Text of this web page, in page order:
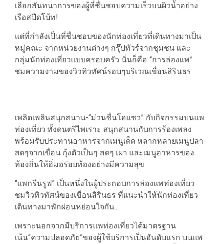
เลือกสันทนาการของผู้ที่ชื่นชอบความเร็วบนผิวน้ำอย่าง
เรือสปีดโบ้ท!
แต่ที่กำลังเป็นที่ชื่นชอบของนักท่องเที่ยวที่เดินทางมาเป็น
หมู่คณะ จากหน่วยงานต่างๆ กรุ๊ปทัวร์จากชุมชน และ
กลุ่มนักท่องเที่ยวแบบครอบครัว นั่นก็คือ ”การล่องแพ”
ชมความงามของวิวทิวทัศน์รอบๆบริเวณเขื่อนสิรินธร
เพลิดเพลินสนุกสนาน-“ม่วนชื่นโฮแซว” กับกิจกรรมบนแพ
ท่องเที่ยว ทั้งดนตรีไพเราะ สนุกสนานกับการร้องเพลง
พร้อมรับประทานอาหารจากเมนูเด็ด หลากหลายเมนูปลา
สดๆจากเขื่อน กุ้งตัวเป็นๆ สดๆ เผา และเมนูอาหารของ
ท้องถิ่นให้อิ่มอร่อยท้องอย่างมีความสุข
“แพกรีนรูฟ” เป็นหนึ่งในผู้ประกอบการล่องแพท่องเที่ยว
ชมวิวทิวทัศน์ของเขื่อนสิรินธร ที่แนะนำให้นักท่องเที่ยว
เดินทางมาพักผ่อนหย่อนใจกัน..
เพราะนอกจากมีบริการแพท่องเที่ยวได้มาตรฐาน
เน้น”ความปลอดภัย”ของผู้ใช้บริการเป็นอันดับแรก บนแพ